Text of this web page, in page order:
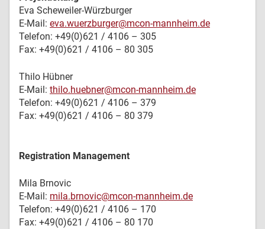
Eva Scheweiler-Würzburger
E-Mail: eva.wuerzburger@mcon-mannheim.de
Telefon: +49(0)621 / 4106 – 305
Fax: +49(0)621 / 4106 – 80 305
Thilo Hübner
E-Mail: thilo.huebner@mcon-mannheim.de
Telefon: +49(0)621 / 4106 – 379
Fax: +49(0)621 / 4106 – 80 379
Registration Management
Mila Brnovic
E-Mail: mila.brnovic@mcon-mannheim.de
Telefon: +49(0)621 / 4106 – 170
Fax: +49(0)621 / 4106 – 80 170